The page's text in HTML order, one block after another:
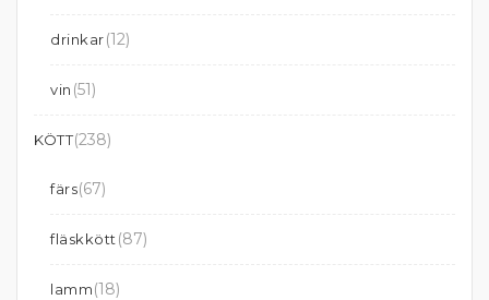
drinkar(12)
vin (51)
KÖTT(238)
färs(67)
fläskkött (87)
lamm(18)